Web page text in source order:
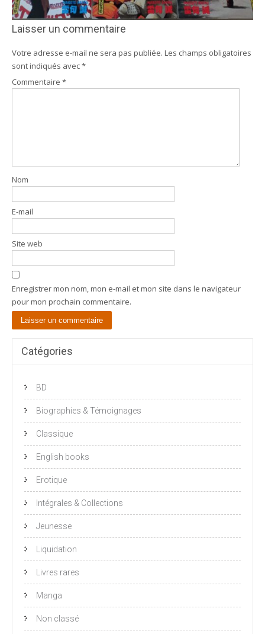
Laisser un commentaire
Votre adresse e-mail ne sera pas publiée. Les champs obligatoires
sont indiqués avec*
Commentaire *
Nom
E-mail
Site web
Enregistrer mon nom, mon e-mail et mon site dans le navigateur
pour mon prochain commentaire.
Catégories
BD
Biographies & Témoignages
Classique
English books
Erotique
Intégrales & Collections
Jeunesse
Liquidation
Livres rares
Manga
Non classé